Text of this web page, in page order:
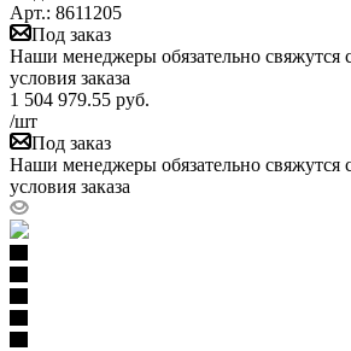
Арт.: 8611205
Под заказ
Наши менеджеры обязательно свяжутся
условия заказа
1 504 979.55 руб.
/шт
Под заказ
Наши менеджеры обязательно свяжутся
условия заказа